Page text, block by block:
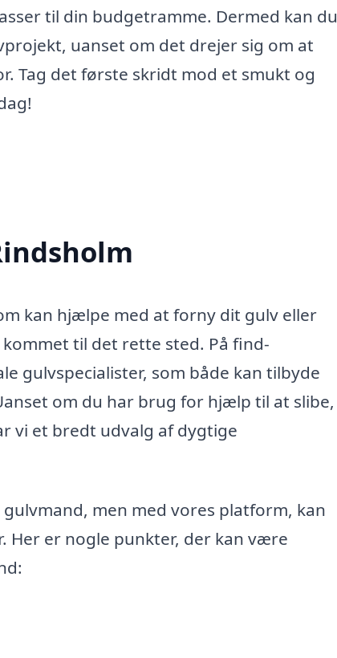
til din budgetramme. Dermed kan du
uanset om det drejer sig om at
Tag det første skridt mod et smukt og
kan hjælpe med at forny dit gulv eller
til det rette sted. På find-
gulvspecialister, som både kan tilbyde
om du har brug for hjælp til at slibe,
vi et bredt udvalg af dygtige
men med vores platform, kan
er nogle punkter, der kan være